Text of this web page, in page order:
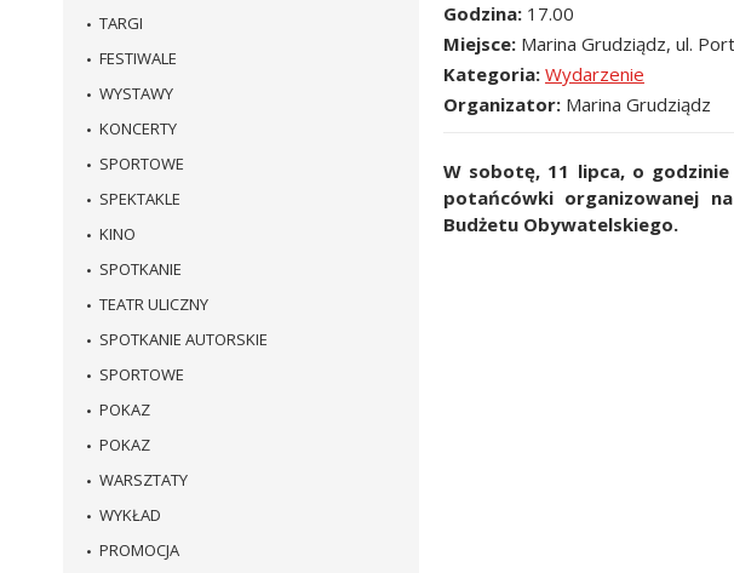
TARGI
FESTIWALE
WYSTAWY
KONCERTY
SPORTOWE
SPEKTAKLE
KINO
SPOTKANIE
TEATR ULICZNY
SPOTKANIE AUTORSKIE
SPORTOWE
POKAZ
POKAZ
WARSZTATY
WYKŁAD
PROMOCJA
Godzina 17.00
Miejsce Marina Grudziądz, ul.
Kategoria Wydarzenie
Organizator Marina Grudziądz
W sobotę, 11 lipca, o
potańcówki organizowanej
Budżetu Obywatelskiego.